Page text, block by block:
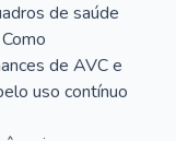
de saúde
de AVC e
uso contínuo